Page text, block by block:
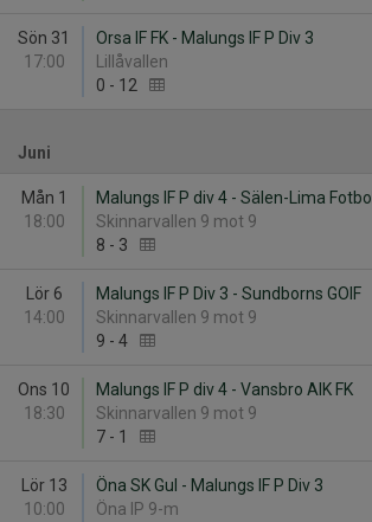
Sön 31
17:00
Orsa IF FK - Malungs IF P Div 3
Lillåvallen
0 - 12
Juni
Mån 1
18:00
Malungs IF P div 4 - Sälen-Lima Fotboll
Skinnarvallen 9 mot 9
8 - 3
Lör 6
14:00
Malungs IF P Div 3 - Sundborns GOIF
Skinnarvallen 9 mot 9
9 - 4
Ons 10
18:30
Malungs IF P div 4 - Vansbro AIK FK
Skinnarvallen 9 mot 9
7 - 1
Lör 13
10:00
Öna SK Gul - Malungs IF P Div 3
Öna IP 9-m